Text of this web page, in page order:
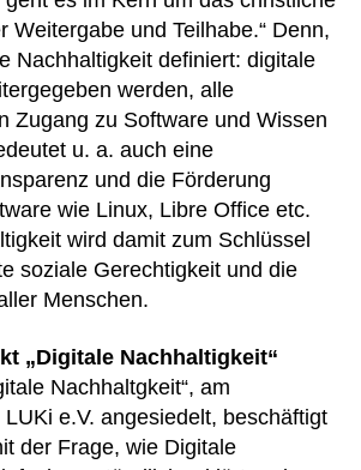
Weitergabe und Teilhabe.“ Denn,
Nachhaltigkeit definiert: digitale
werden, alle
Zugang zu Software und Wissen
u. a. auch eine
und die Förderung
wie Linux, Libre Office etc.
wird damit zum Schlüssel
soziale Gerechtigkeit und die
Menschen.
„Digitale Nachhaltigkeit“
Nachhaltgkeit“, am
e.V. angesiedelt, beschäftigt
der Frage, wie Digitale